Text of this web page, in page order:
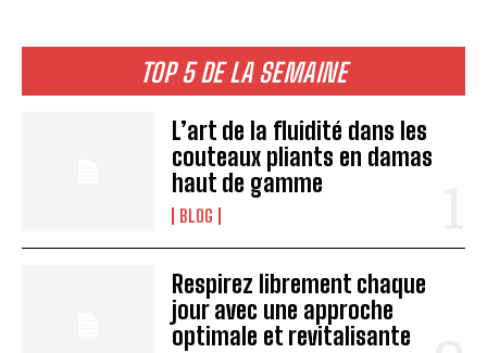
TOP 5 DE LA SEMAINE
L’art de la fluidité dans les
couteaux pliants en damas
haut de gamme
BLOG
Respirez librement chaque
jour avec une approche
optimale et revitalisante